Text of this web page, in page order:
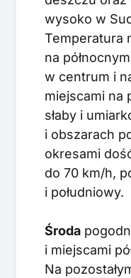
wysoko w
Temperatura
na
w centrum i
miejscami na
słaby i
i obszarach
okresami
do 70 km/h,
i południowy.
Środa
i miejscami
Na